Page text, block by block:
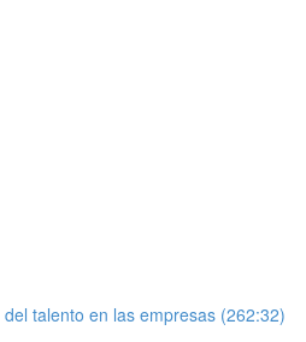
talento en las empresas (262:32)